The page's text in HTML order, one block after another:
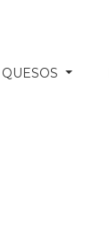
QUESOS